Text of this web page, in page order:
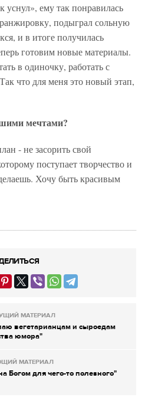
уснул», ему так понравилась
подыграл сольную
и в итоге получилась
готовим новые материалы.
в одиночку, работать с
что для меня это новый этап,
мечтами?
- не засорить свой
поступает творчество и
Хочу быть красивым
МАТЕРИАЛ
вегетарианцам и сыроедам
юмора"
МАТЕРИАЛ
Богом для чего-то полезного"